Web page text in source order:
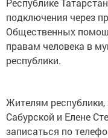
Республике
подключения через
Общественных
правам человека в
республики.
Жителям
Сабурской и Елене
записаться по